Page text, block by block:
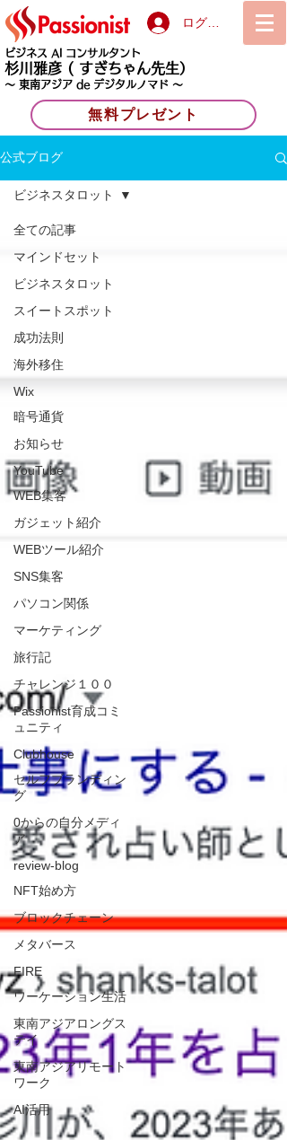
ログイン
ビジネス AI コンサルタント
杉川雅彦 ( すぎちゃん先生）
〜 東南アジア de デジタルノマド 〜
無料プレゼント
公式ブログ
全ての記事
マインドセット
ビジネスタロット
スイートスポット
成功法則
海外移住
Wix
暗号通貨
お知らせ
YouTube
WEB集客
ガジェット紹介
WEBツール紹介
SNS集客
パソコン関係
マーケティング
旅行記
チャレンジ１００
Passionist育成コミ
ュニティ
Clubhouse
セルフブランディン
グ
0からの自分メディ
ア
review-blog
NFT始め方
ブロックチェーン
メタバース
FIRE
ワーケーション生活
東南アジアロングス
テイ
東南アジアリモート
ワーク
AI活用
ビジネスタロット